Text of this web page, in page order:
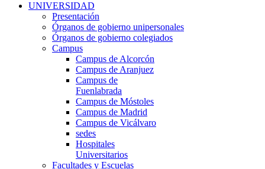
UNIVERSIDAD
Presentación
Órganos de gobierno unipersonales
Órganos de gobierno colegiados
Campus
Campus de Alcorcón
Campus de Aranjuez
Campus de
Fuenlabrada
Campus de Móstoles
Campus de Madrid
Campus de Vicálvaro
sedes
Hospitales
Universitarios
Facultades y Escuelas